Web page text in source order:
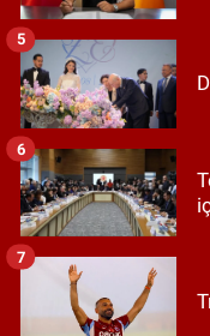
5
6
7